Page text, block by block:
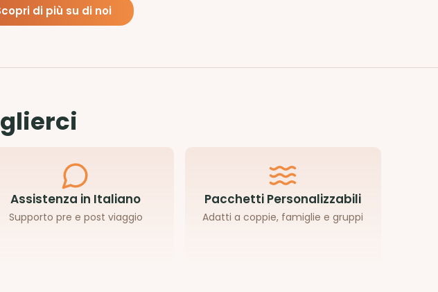
di più su di noi
Assistenza in Italiano
Supporto pre e post viaggio
Pacchetti Personalizzabili
Adatti a coppie, famiglie e gruppi